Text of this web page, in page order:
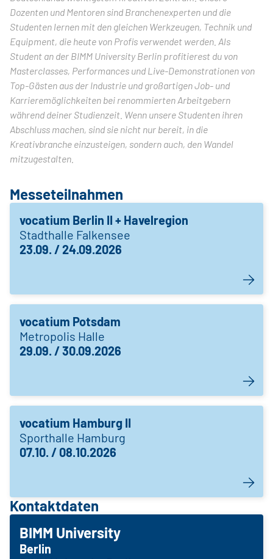
Dozenten und Mentoren sind Branchenexperten und die
Studenten lernen mit den gleichen Werkzeugen, Technik und
Equipment, die heute von Profis verwendet werden. Als
Student an der BIMM University Berlin profitierest du von
Masterclasses, Performances und Live-Demonstrationen von
Top-Gästen aus der Industrie und großartigen Job- und
Karrieremöglichkeiten bei renommierten Arbeitgebern
während deiner Studienzeit. Wenn unsere Studenten ihren
Abschluss machen, sind sie nicht nur bereit, in die
Kreativbranche einzusteigen, sondern auch, den Wandel
mitzugestalten.
Messeteilnahmen
vocatium Berlin II + Havelregion
Stadthalle Falkensee
23.09. / 24.09.2026
vocatium Potsdam
Metropolis Halle
29.09. / 30.09.2026
vocatium Hamburg II
Sporthalle Hamburg
07.10. / 08.10.2026
Kontaktdaten
BIMM University
Berlin